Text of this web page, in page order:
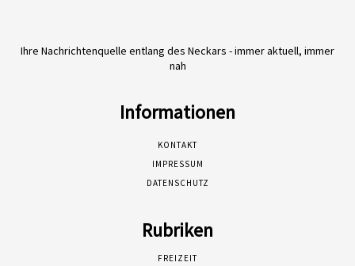
Ihre Nachrichtenquelle entlang des Neckars - immer aktuell, immer
nah
Informationen
KONTAKT
IMPRESSUM
DATENSCHUTZ
Rubriken
FREIZEIT